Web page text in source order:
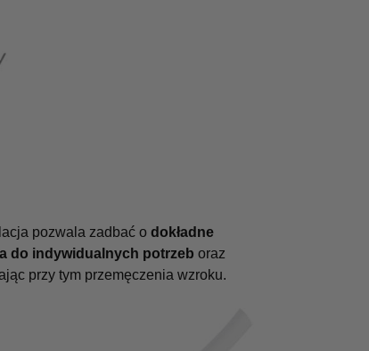
pozwala zadbać o dokładne
do indywidualnych potrzeb oraz
przy tym przemęczenia wzroku.